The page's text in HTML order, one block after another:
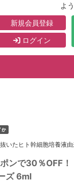
よ
新規会員登録
ログイン
いたヒト幹細胞培養液
ンで30％OFF
ズ 6ml